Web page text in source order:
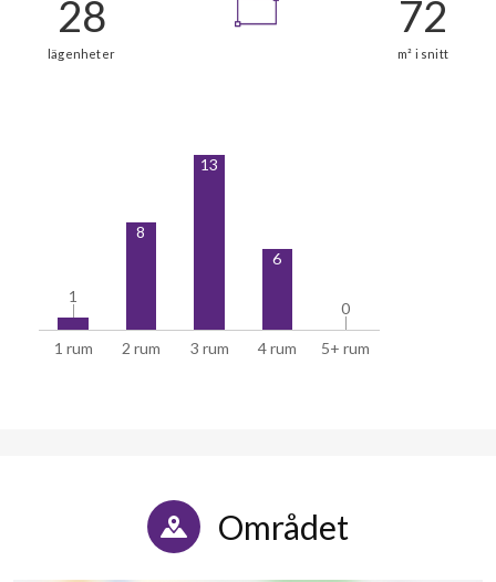
1 rum 2 rum 3 rum 4 rum 5+ rum
11
8
13
6
0
0
Området